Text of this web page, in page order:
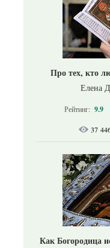
Про тех, кто
Елена
Рейтинг: 9.9
37
Как Богородица